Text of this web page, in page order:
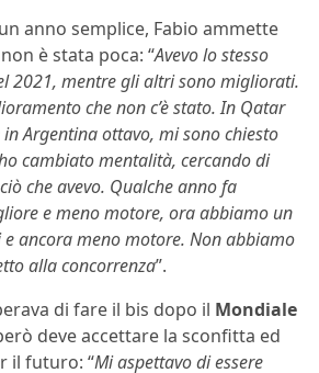
anno semplice, Fabio ammette
è stata poca: “Avevo lo stesso
2021, mentre gli altri sono migliorati.
che non c’è stato. In Qatar
Argentina ottavo, mi sono chiesto
cambiato mentalità, cercando di
che avevo. Qualche anno fa
e meno motore, ora abbiamo un
ancora meno motore. Non abbiamo
alla concorrenza”.
di fare il bis dopo il Mondiale
deve accettare la sconfitta ed
il futuro: “Mi aspettavo di essere